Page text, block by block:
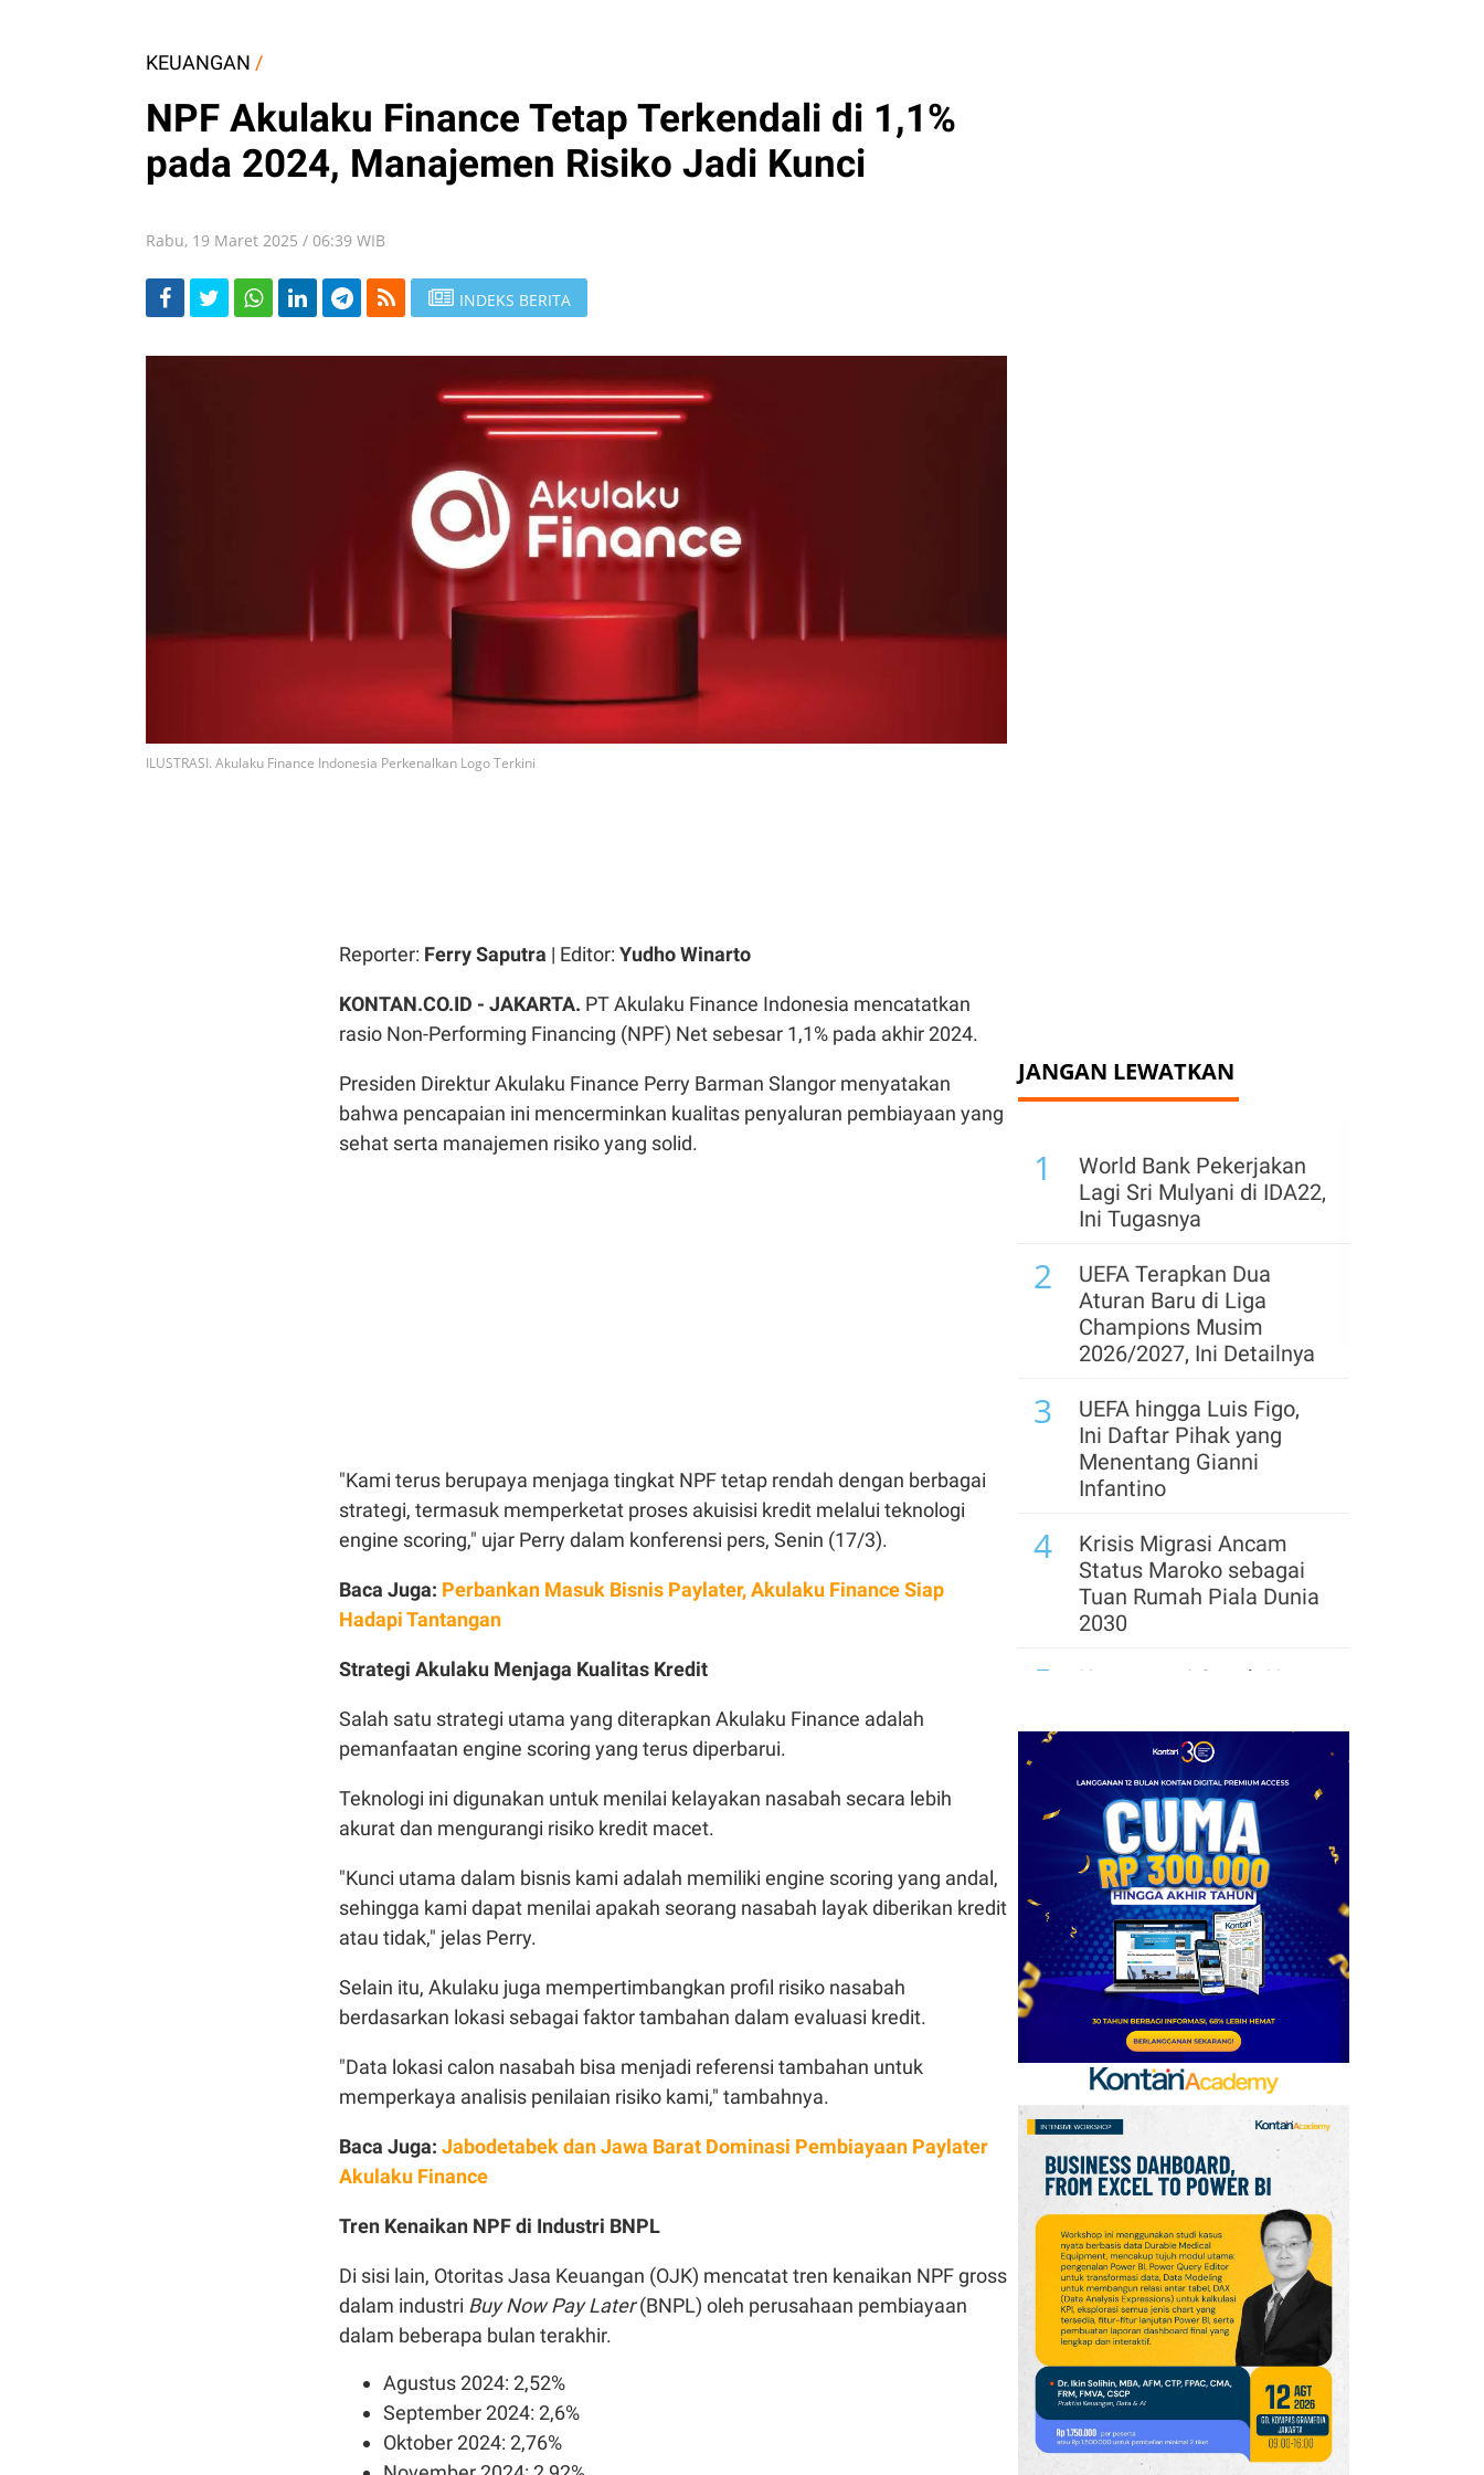
KEUANGAN /
NPF Akulaku Finance Tetap Terkendali di 1,1%
pada 2024, Manajemen Risiko Jadi Kunci
Rabu, 19 Maret 2025 / 06:39 WIB
INDEKS BERITA
ILUSTRASI. Akulaku Finance Indonesia Perkenalkan Logo Terkini
Reporter: Ferry Saputra | Editor: Yudho Winarto
KONTAN.CO.ID - JAKARTA. PT Akulaku Finance Indonesia mencatatkan
rasio Non-Performing Financing (NPF) Net sebesar 1,1% pada akhir 2024.
Presiden Direktur Akulaku Finance Perry Barman Slangor menyatakan
bahwa pencapaian ini mencerminkan kualitas penyaluran pembiayaan yang
sehat serta manajemen risiko yang solid.
"Kami terus berupaya menjaga tingkat NPF tetap rendah dengan berbagai
strategi, termasuk memperketat proses akuisisi kredit melalui teknologi
engine scoring," ujar Perry dalam konferensi pers, Senin (17/3).
Baca Juga: Perbankan Masuk Bisnis Paylater, Akulaku Finance Siap
Hadapi Tantangan
Strategi Akulaku Menjaga Kualitas Kredit
Salah satu strategi utama yang diterapkan Akulaku Finance adalah
pemanfaatan engine scoring yang terus diperbarui.
Teknologi ini digunakan untuk menilai kelayakan nasabah secara lebih
akurat dan mengurangi risiko kredit macet.
"Kunci utama dalam bisnis kami adalah memiliki engine scoring yang andal,
sehingga kami dapat menilai apakah seorang nasabah layak diberikan kredit
atau tidak," jelas Perry.
Selain itu, Akulaku juga mempertimbangkan profil risiko nasabah
berdasarkan lokasi sebagai faktor tambahan dalam evaluasi kredit.
"Data lokasi calon nasabah bisa menjadi referensi tambahan untuk
memperkaya analisis penilaian risiko kami," tambahnya.
Baca Juga: Jabodetabek dan Jawa Barat Dominasi Pembiayaan Paylater
Akulaku Finance
Tren Kenaikan NPF di Industri BNPL
Di sisi lain, Otoritas Jasa Keuangan (OJK) mencatat tren kenaikan NPF gross
dalam industri Buy Now Pay Later(BNPL) oleh perusahaan pembiayaan
dalam beberapa bulan terakhir.
Agustus 2024: 2,52%
September 2024: 2,6%
Oktober 2024: 2,76%
JANGAN LEWATKAN
1
World Bank Pekerjakan
Lagi Sri Mulyani di IDA22,
Ini Tugasnya
2
UEFA Terapkan Dua
Aturan Baru di Liga
Champions Musim
2026/2027, Ini Detailnya
3
UEFA hingga Luis Figo,
Ini Daftar Pihak yang
Menentang Gianni
Infantino
4
Krisis Migrasi Ancam
Status Maroko sebagai
Tuan Rumah Piala Dunia
2030
5
Kontroversi Coach Hong
Polisi Geledah Federasi
Sepak Bola Korsel
6
Arsenal Perpanjang
Kerja Sama dengan
Emirates hingga 2033, Ini
Detail Kemitraannya
7
FIFA Akhirnya Cairkan
Hadiah Timnas Yordania
yang Tertunda 8 Bulan
8
Cek Kode Redeem EA FC
Mobile Update 7 Agustus
2026: Klaim Ribuan
Gems Gratis!
9
Promo JSM Alfamart 7–
9 Agustus 2026, Minyak
Goreng 2 Liter Mulai
Rp41.500
10 Jadwal Perempat Final
GOTF MLBB 2026: ONIC
dan Vitality Bersiap
Amankan Semifinal